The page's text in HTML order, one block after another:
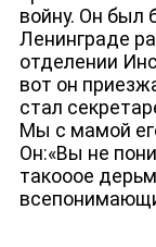
войну. Он был
Ленинграде
отделении
вот он
стал
Мы с мамой
Он:«Вы не
такооое